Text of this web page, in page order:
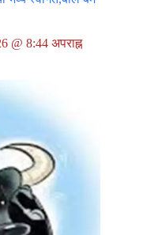
@ 8:44 अपराह्न